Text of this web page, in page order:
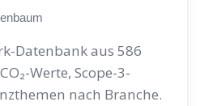
Datenbank aus 586
Werte, Scope-3-
nach Branche.